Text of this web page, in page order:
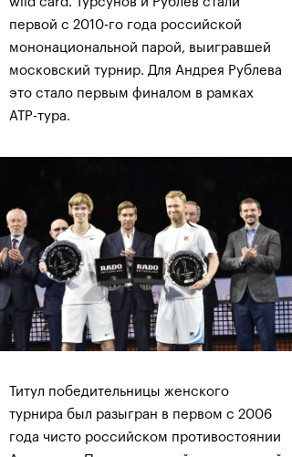
первой с 2010-го года российской
мононациональной парой, выигравшей
московский турнир. Для Андрея Рублева
это стало первым финалом в рамках
АТР-тура.
Титул победительницы женского
турнира был разыгран в первом с 2006
года чисто российском противостоянии